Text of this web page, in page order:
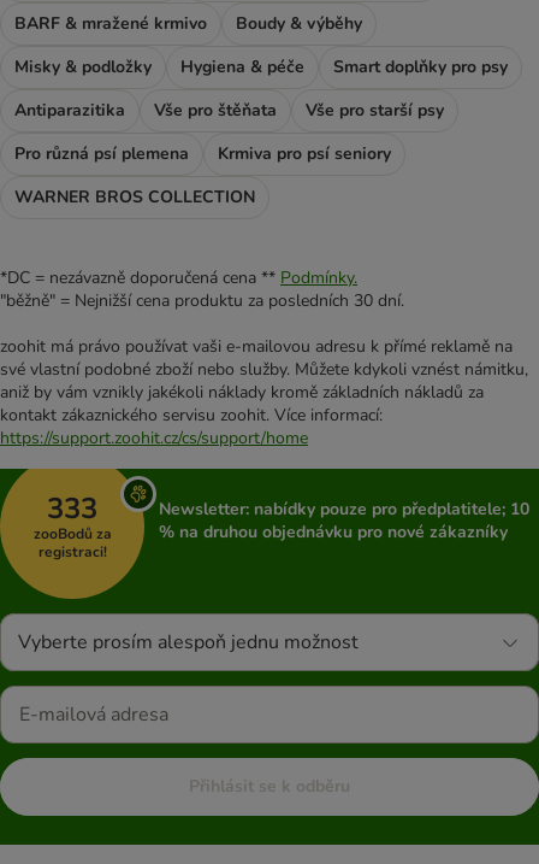
BARF & mražené krmivo
Boudy & výběhy
Misky & podložky
Hygiena & péče
Smart doplňky pro psy
Antiparazitika
Vše pro štěňata
Vše pro starší psy
Pro různá psí plemena
Krmiva pro psí seniory
WARNER BROS COLLECTION
*DC = nezávazně doporučená cena ** Podmínky.
"běžně" = Nejnižší cena produktu za posledních 30 dní.
zoohit má právo používat vaši e-mailovou adresu k přímé reklamě na
své vlastní podobné zboží nebo služby. Můžete kdykoli vznést námitku,
aniž by vám vznikly jakékoli náklady kromě základních nákladů za
kontakt zákaznického servisu zoohit. Více informací:
https://support.zoohit.cz/cs/support/home
333
zooBodů za
registraci!
Newsletter: nabídky pouze pro předplatitele; 10
% na druhou objednávku pro nové zákazníky
Vyberte prosím alespoň jednu možnost
Přihlásit se k odběru